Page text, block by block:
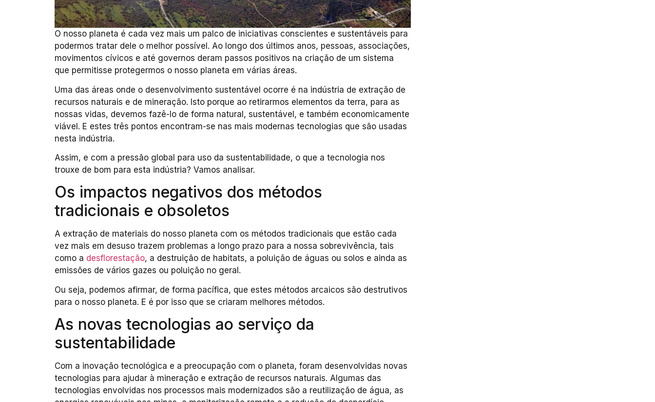
O nosso planeta é cada vez mais um palco de iniciativas conscientes e sustentáveis para
podermos tratar dele o melhor possível. Ao longo dos últimos anos, pessoas, associações,
movimentos cívicos e até governos deram passos positivos na criação de um sistema
que permitisse protegermos o nosso planeta em várias áreas.
Uma das áreas onde o desenvolvimento sustentável ocorre é na indústria de extração de
recursos naturais e de mineração. Isto porque ao retirarmos elementos da terra, para as
nossas vidas, devemos fazê-lo de forma natural, sustentável, e também economicamente
viável. E estes três pontos encontram-se nas mais modernas tecnologias que são usadas
nesta indústria.
Assim, e com a pressão global para uso da sustentabilidade, o que a tecnologia nos
trouxe de bom para esta indústria? Vamos analisar.
Os impactos negativos dos métodos
tradicionais e obsoletos
A extração de materiais do nosso planeta com os métodos tradicionais que estão cada
vez mais em desuso trazem problemas a longo prazo para a nossa sobrevivência, tais
como a desflorestação, a destruição de habitats, a poluição de águas ou solos e ainda as
emissões de vários gazes ou poluição no geral.
Ou seja, podemos afirmar, de forma pacífica, que estes métodos arcaicos são destrutivos
para o nosso planeta. E é por isso que se criaram melhores métodos.
As novas tecnologias ao serviço da
sustentabilidade
Com a inovação tecnológica e a preocupação com o planeta, foram desenvolvidas novas
tecnologias para ajudar à mineração e extração de recursos naturais. Algumas das
tecnologias envolvidas nos processos mais modernizados são a reutilização de água, as